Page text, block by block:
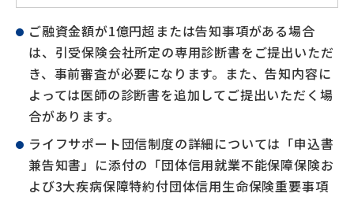
ご融資金額が1億円超または告知事項がある場合
は、引受保険会社所定の専用診断書をご提出いただ
き、事前審査が必要になります。また、告知内容に
よっては医師の診断書を追加してご提出いただく場
合があります。
ライフサポート団信制度の詳細については「申込書
兼告知書」に添付の「団体信用就業不能保障保険お
よび3大疾病保障特約付団体信用生命保険重要事項